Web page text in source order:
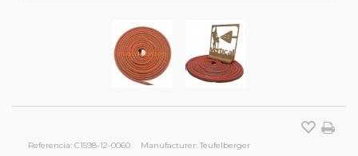
Referencia: C1598-12-0060 Manufacturer: Teufelberger